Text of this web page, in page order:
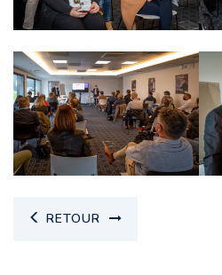
RETOUR